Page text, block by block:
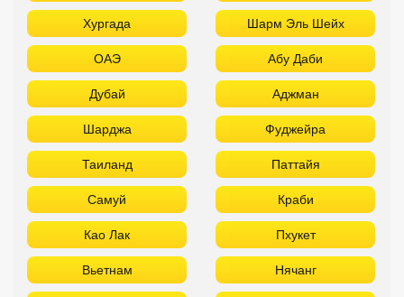
Хургада Шарм Эль Шейх
ОАЭ Абу Даби
Дубай Аджман
Шарджа Фуджейра
Таиланд Паттайя
Самуй Краби
Као Лак Пхукет
Вьетнам Нячанг